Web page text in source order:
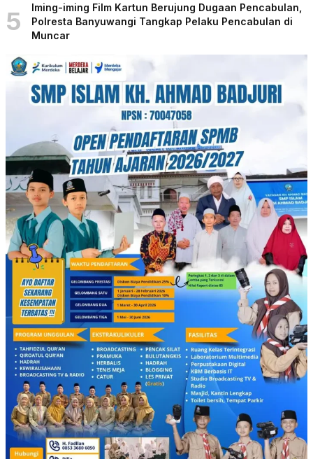
5
Iming-iming Film Kartun Berujung Dugaan Pencabulan,
Polresta Banyuwangi Tangkap Pelaku Pencabulan di
Muncar